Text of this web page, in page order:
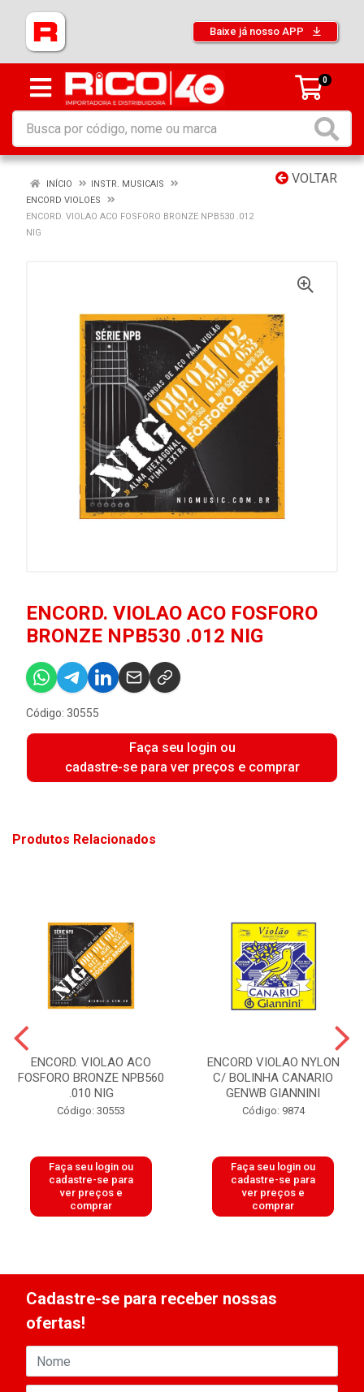
Baixe já nosso APP
0
VOLTAR
INÍCIO
INSTR. MUSICAIS
ENCORD VIOLOES
ENCORD. VIOLAO ACO FOSFORO BRONZE NPB530 .012
NIG
ENCORD. VIOLAO ACO FOSFORO
BRONZE NPB530 .012 NIG
Código: 30555
Faça seu login ou
cadastre-se para ver preços e comprar
Produtos Relacionados
ENCORD. VIOLAO ACO
FOSFORO BRONZE NPB560
.010 NIG
Código: 30553
Faça seu login ou
cadastre-se para
ver preços e
comprar
ENCORD VIOLAO NYLON
C/ BOLINHA CANARIO
GENWB GIANNINI
Código: 9874
Faça seu login ou
cadastre-se para
ver preços e
comprar
Cadastre-se para receber nossas
ofertas!